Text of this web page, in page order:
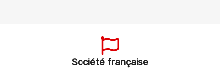
Société française